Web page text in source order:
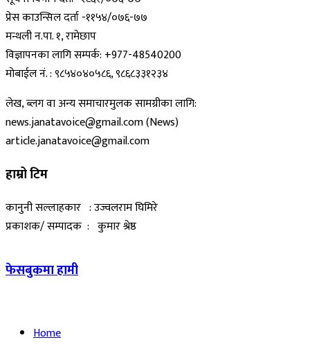
प्रेस काउन्सिल दर्ता -११५४/०७६-७७
मन्थली न.पा. १, रामेछाप
विज्ञापनका लागि सम्पर्क: +977-48540200
मोबाईल नं. : ९८५४०४०५८६, ९८६८३३१२३४
लेख, ब्लग वा अन्य समाचारमुलक सामग्रीका लागि:
news.janatavoice@gmail.com (News)
article.janatavoice@gmail.com
हाम्रो टिम
कानुनी सल्लाहकार : उज्वलराम घिमिरे
प्रकाशक/ सम्पादक : कुमार श्रेष्ठ
फेसबुकमा हामी
Home